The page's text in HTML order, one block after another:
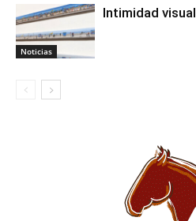
Noticias
Intimidad visual